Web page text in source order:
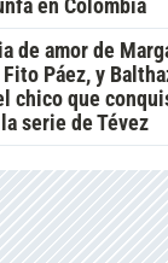
en Colombia
de amor de
Fito Páez, y
chico que
serie de Tévez